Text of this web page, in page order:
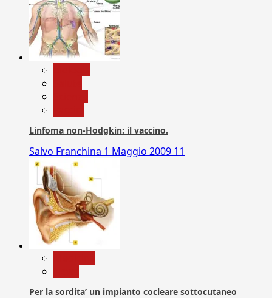
Linfoma non-Hodgkin: il vaccino.
Salvo Franchina 1 Maggio 2009 11
Per la sordita’ un impianto cocleare sottocutaneo